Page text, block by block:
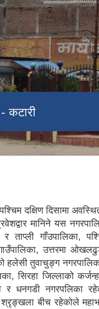
कटारी
नव-निर्वाचित
पदभार तथा सपथ
l
- १५ औं नगरसभा
ज्यूहरु, २०७९ l
दक्षिण दिसामा
मानिने यस
ताप्ली गाँउपालिका,
उत्तरमा
हलेसी तुवाचुङ्ग
सिरहा जिल्लाको
र धनगडी
श्रृङ्खला बीच रहेकोले